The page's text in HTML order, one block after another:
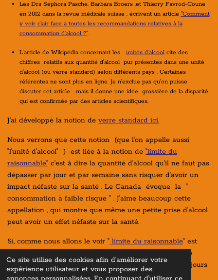
Ce site utilise des cookies afin d’améliorer votre
expérience utilisateur et vous proposer des
Les Drs Séphora Pasche, Barbara Broers ,et Thierry Favrod-Coune
en 2012 dans la revue médicale suisse , écrivent un article "Comment
y voir clair face à toutes les recommandations relatives à la
consommation d’alcool ?".
L'article de Wikipédia concernant les unités d'alcoolcite des
chiffres relatifs aux quantité d'alcool pur présentes dans une unité
d'alcool (ou verre standard) selon différents pays . Certaines
référentes ne sont plus en ligne. Je n'exclue pas qu'on puisse
discuter cet article mais il donne une idée grossière de la disparité
qui est confirmée par des articles scientifiques.
J'ai développé la notion de verre standard ici.
Nous verrons que cette notion (que l'on appelle aussi
"l'unité d'alcool" ) est liée à la notion de "limite du
raisonnable" c'est à dire la quantité d'alcool qu'il ne faut pas
dépasser par jour et par semaine sans risquer d'avoir un
impact néfaste sur la santé . Le Canada évoque la "
consommation à faible risque " . J'aime beaucoup cette
appellation , qui montre que même une petite prise d'alcool
peut avoir un effet néfaste sur la santé.
Si, comme nous allons le voir " limite du raisonnable" est
loin d'être unifiée sur le plan international, la notion de
verre standard quand elle existe , ce qui n'est pas toujours
le cas, ne l'est pas plus , .